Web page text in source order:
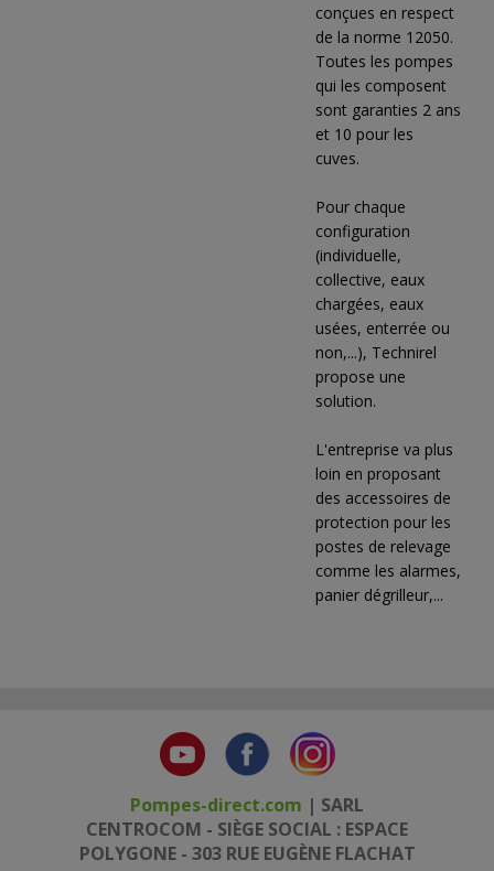
conçues en respect
de la norme 12050.
Toutes les pompes
qui les composent
sont garanties 2 ans
et 10 pour les
cuves.
Pour chaque
configuration
(individuelle,
collective, eaux
chargées, eaux
usées, enterrée ou
non,...), Technirel
propose une
solution.
L'entreprise va plus
loin en proposant
des accessoires de
protection pour les
postes de relevage
comme les alarmes,
panier dégrilleur,...
Pompes-direct.com | SARL
CENTROCOM - SIÈGE SOCIAL : ESPACE
POLYGONE - 303 RUE EUGÈNE FLACHAT